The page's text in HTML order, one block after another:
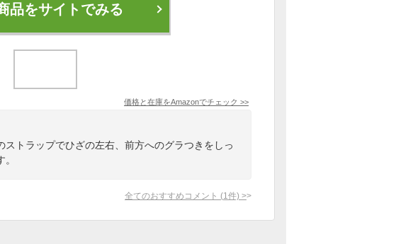
品をサイトでみる
価格と在庫をAmazonでチェック >>
トラップでひざの左右、前方へのグラつきをしっ
全てのおすすめコメント (1 件) >